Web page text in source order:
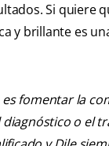
Si quiere
y brillante es
fomentar la
o el